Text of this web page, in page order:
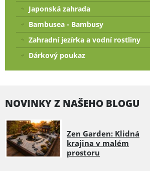
Japonská zahrada
Bambusea - Bambusy
Zahradní jezírka a vodní rostliny
Dárkový poukaz
NOVINKY Z NAŠEHO BLOGU
Zen Garden: Klidná
krajina v malém
prostoru